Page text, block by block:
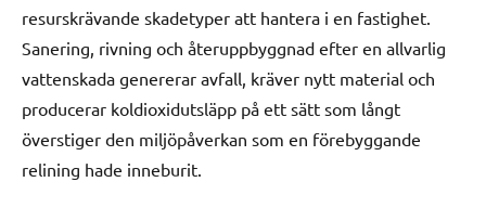
resurskrävande skadetyper att hantera i en fastighet.
Sanering, rivning och återuppbyggnad efter en allvarlig
vattenskada genererar avfall, kräver nytt material och
producerar koldioxidutsläpp på ett sätt som långt
överstiger den miljöpåverkan som en förebyggande
relining hade inneburit.